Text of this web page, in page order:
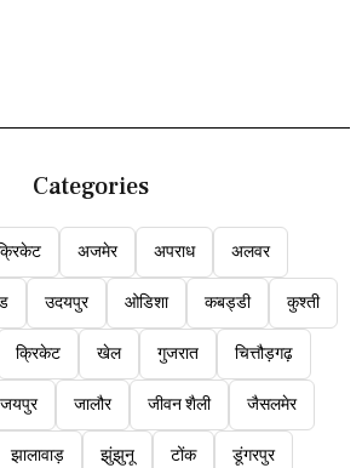
Categories
अजमेर अपराध अलवर
उदयपुर ओडिशा कबड्डी कुश्ती
क्रिकेट खेल गुजरात चित्तौड़गढ़
जयपुर जालौर जीवन शैली जैसलमेर
झालावाड़ झुंझुनू टोंक डूंगरपुर